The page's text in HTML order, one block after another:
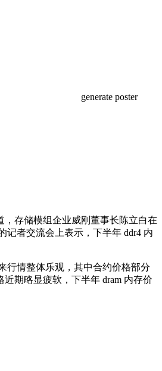
generate poster
，存储模组企业威刚董事长陈立白在
记者交流会上表示，下半年 ddr4 内
行情整体乐观，其中合约价格部分
期略显疲软，下半年 dram 内存价